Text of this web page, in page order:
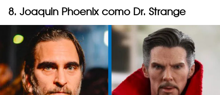
8. Joaquin Phoenix como Dr. Strange